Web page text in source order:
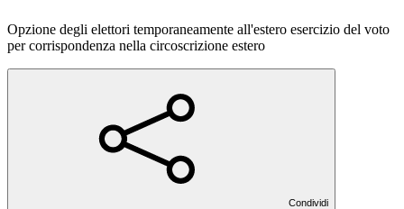
Opzione degli elettori temporaneamente all'estero esercizio del voto
per corrispondenza nella circoscrizione estero
Condividi